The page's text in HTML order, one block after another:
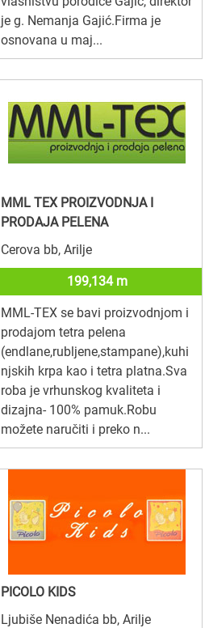
je g. Nemanja Gajić.Firma je
osnovana u maj...
MML TEX PROIZVODNJA I
PRODAJA PELENA
Cerova bb, Arilje
199,134 m
MML-TEX se bavi proizvodnjom i
prodajom tetra pelena
(endlane,rubljene,stampane),kuhi
njskih krpa kao i tetra platna.Sva
roba je vrhunskog kvaliteta i
dizajna- 100% pamuk.Robu
možete naručiti i preko n...
PICOLO KIDS
Ljubiše Nenadića bb, Arilje